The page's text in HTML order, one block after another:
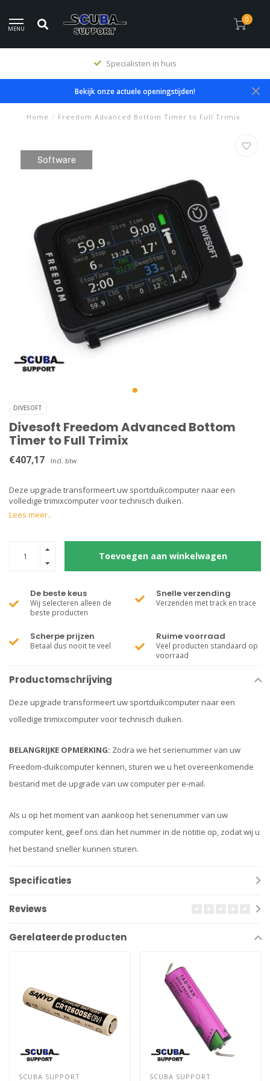
MENU
0
Specialisten in huis
Bekijk onze actuele openingstijden!
Home / Freedom Advanced Bottom Timer to Full Trimix
DIVESOFT
Divesoft Freedom Advanced Bottom
Timer to Full Trimix
€407,17 Incl. btw
Deze upgrade transformeert uw sportduikcomputer naar een
volledige trimixcomputer voor technisch duiken.
Lees meer..
Toevoegen aan winkelwagen
De beste keus
Wij selecteren alleen de
beste producten
Snelle verzending
Verzenden met track en trace
Scherpe prijzen
Betaal dus nooit te veel
Ruime voorraad
Veel producten standaard op
voorraad
Productomschrijving
Deze upgrade transformeert uw sportduikcomputer naar een
volledige trimixcomputer voor technisch duiken.
BELANGRIJKE OPMERKING: Zodra we het serienummer van uw
Freedom-duikcomputer kennen, sturen we u het overeenkomende
bestand met de upgrade van uw computer per e-mail.
Als u op het moment van aankoop het serienummer van uw
computer kent, geef ons dan het nummer in de notitie op, zodat wij u
het bestand sneller kunnen sturen.
Specificaties
Reviews
Gerelateerde producten
SCUBA SUPPORT SCUBA SUPPORT